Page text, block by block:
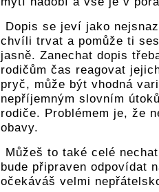
Dopis se jeví jako
chvíli trvat a pomůže ti
jasně. Zanechat dopis
rodičům čas reagovat
pryč, může být vhodná
nepříjemným slovním
rodiče. Problémem je, že
obavy.
Můžeš to také celé
bude připraven odpovídat
očekáváš velmi